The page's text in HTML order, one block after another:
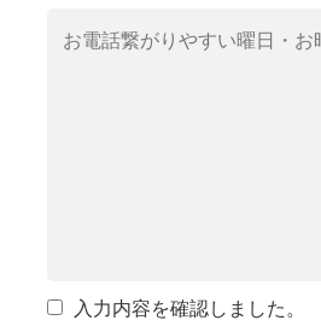
入力内容を確認しました。